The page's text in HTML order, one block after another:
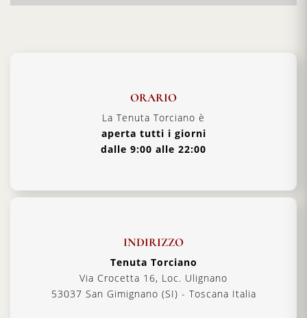
ORARIO
La Tenuta Torciano è
aperta tutti i giorni
dalle 9:00 alle 22:00
INDIRIZZO
Tenuta Torciano
Via Crocetta 16, Loc. Ulignano
53037 San Gimignano (SI) - Toscana Italia